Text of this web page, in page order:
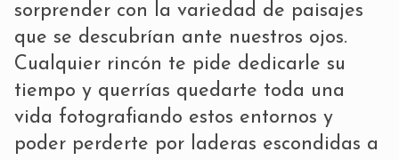
sorprender con la variedad de paisajes
que se descubrían ante nuestros ojos.
Cualquier rincón te pide dedicarle su
tiempo y querrías quedarte toda una
vida fotografiando estos entornos y
poder perderte por laderas escondidas a